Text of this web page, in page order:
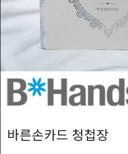
장
주/
축
이
벤
트
프
바른손카드 청첩장